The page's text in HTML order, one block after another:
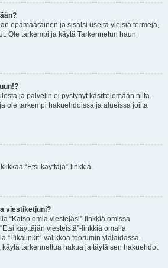
epämääräinen ja sisälsi useita yleisiä termejä,
Ole tarkempi ja käytä Tarkennetun haun
ja palvelin ei pystynyt käsittelemään niitä.
ja ole tarkempi hakuehdoissa ja alueissa joilta
“Etsi käyttäjä”-linkkiä.
viestiketjuni?
“Katso omia viestejäsi”-linkkiä omissa
käyttäjän viesteistä”-linkkiä omalla
“Pikalinkit”-valikkoa foorumin ylälaidassa.
tarkennettua hakua ja täytä sen hakuehdot